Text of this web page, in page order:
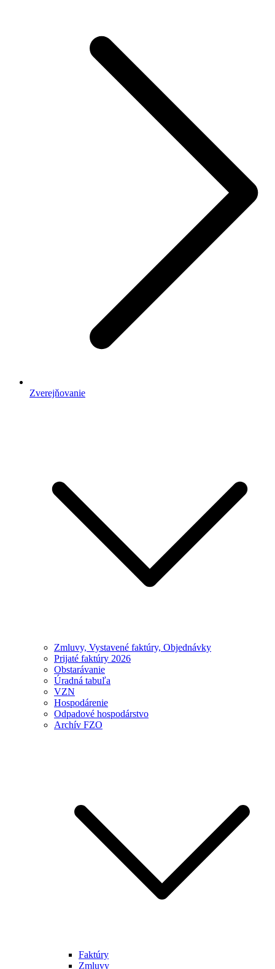
Zverejňovanie
Zmluvy, Vystavené faktúry, Objednávky
Prijaté faktúry 2026
Obstarávanie
Úradná tabuľa
VZN
Hospodárenie
Odpadové hospodárstvo
Archív FZO
Faktúry
Zmluvy